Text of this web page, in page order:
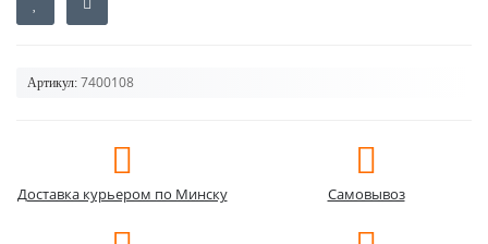
Артикул: 7400108
Доставка курьером по Минску Самовывоз